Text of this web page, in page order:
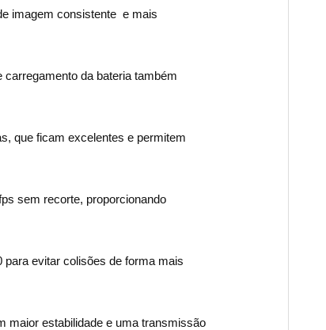
imagem consistente e mais
da bateria também
que ficam excelentes e permitem
sem recorte, proporcionando
evitar colisões de forma mais
maior estabilidade e uma transmissão